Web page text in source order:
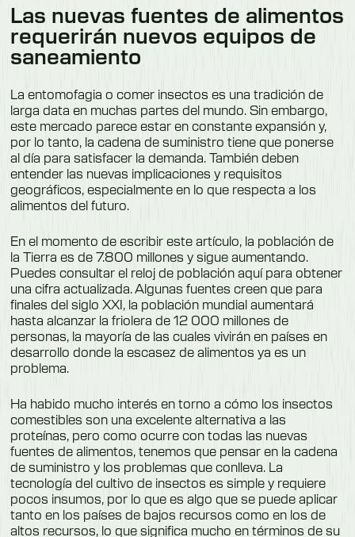
Las nuevas fuentes de alimentos
requerirán nuevos equipos de
saneamiento
La entomofagia o comer insectos es una tradición de
larga data en muchas partes del mundo. Sin embargo,
este mercado parece estar en constante expansión y,
por lo tanto, la cadena de suministro tiene que ponerse
al día para satisfacer la demanda. También deben
entender las nuevas implicaciones y requisitos
geográficos, especialmente en lo que respecta a los
alimentos del futuro.
En el momento de escribir este artículo, la población de
la Tierra es de 7.800 millones y sigue aumentando.
Puedes consultar el reloj de población aquí para obtener
una cifra actualizada. Algunas fuentes creen que para
finales del siglo XXI, la población mundial aumentará
hasta alcanzar la friolera de 12 000 millones de
personas, la mayoría de las cuales vivirán en países en
desarrollo donde la escasez de alimentos ya es un
problema.
Ha habido mucho interés en torno a cómo los insectos
comestibles son una excelente alternativa a las
proteínas, pero como ocurre con todas las nuevas
fuentes de alimentos, tenemos que pensar en la cadena
de suministro y los problemas que conlleva. La
tecnología del cultivo de insectos es simple y requiere
pocos insumos, por lo que es algo que se puede aplicar
tanto en los países de bajos recursos como en los de
altos recursos, lo que significa mucho en términos de su